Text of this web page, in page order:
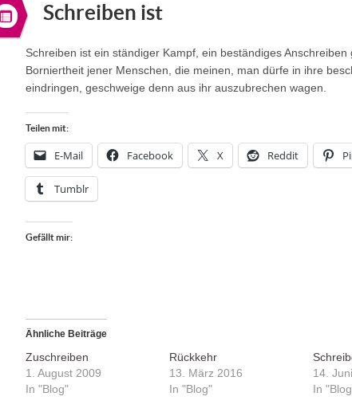
Schreiben ist
Schreiben ist ein ständiger Kampf, ein beständiges Anschreiben
Borniertheit jener Menschen, die meinen, man dürfe in ihre
eindringen, geschweige denn aus ihr auszubrechen wagen.
Teilen mit:
E-Mail Facebook X Reddit
Tumblr
Gefällt mir:
Ähnliche Beiträge
Zuschreiben
1. August 2009
In "Blog"
Rückkehr
13. März 2016
In "Blog"
14.
In